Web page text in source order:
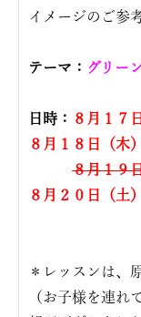
イメージのご参
テーマ： グリー
日時： ８ 月１７
８月１８日（木
８月１９
８月２０日（土
＊レッスンは、
（お子様を連れ